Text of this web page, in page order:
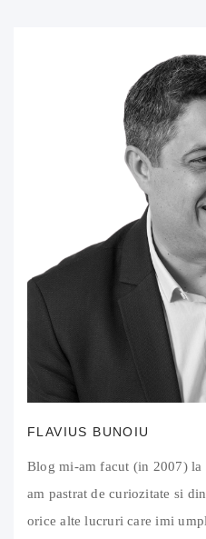
FLAVIUS BUNOIU
Blog mi-am facut (in 2007)
am pastrat de curiozitate si
orice alte lucruri care imi